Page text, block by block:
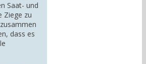
Saat- und
Ziege zu
dass es